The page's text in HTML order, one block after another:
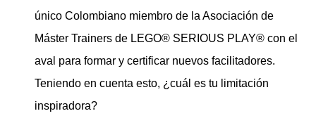
único Colombiano miembro de la Asociación de
Máster Trainers de LEGO® SERIOUS PLAY® con el
aval para formar y certificar nuevos facilitadores.
Teniendo en cuenta esto, ¿cuál es tu limitación
inspiradora?